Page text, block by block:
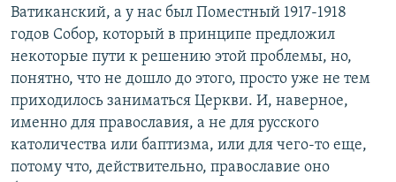
Ватиканский, а у нас был Поместный 1917-1918
годов Собор, который в принципе предложил
некоторые пути к решению этой проблемы, но,
понятно, что не дошло до этого, просто уже не тем
приходилось заниматься Церкви. И, наверное,
именно для православия, а не для русского
католичества или баптизма, или для чего-то еще,
потому что, действительно, православие оно